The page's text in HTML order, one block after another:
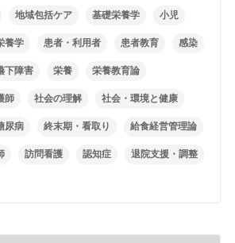
地域包括ケア 基礎栄養学 小児
養学 患者・利用者 患者教育 感染
下障害 栄養 栄養教育論
師 社会の理解 社会・環境と健康
尿病 終末期・看取り 給食経営管理論
訪問看護 認知症 退院支援・調整